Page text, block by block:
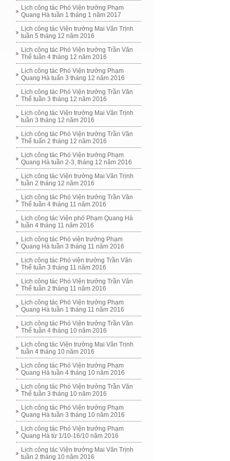
Lịch công tác Phó Viện trưởng Phạm
Quang Hà tuần 1 tháng 1 năm 2017
Lịch công tác Viện trưởng Mai Văn Trịnh
tuần 5 tháng 12 năm 2016
Lịch công tác Phó Viện trưởng Trần Văn
Thể tuần 4 tháng 12 năm 2016
Lịch công tác Phó Viện trưởng Phạm
Quang Hà tuấn 3 tháng 12 năm 2016
Lịch công tác Phó Viện trưởng Trần Văn
Thể tuần 3 tháng 12 năm 2016
Lịch công tác Viện trưởng Mai Văn Trịnh
tuần 3 tháng 12 năm 2016
Lịch công tác Phó Viện trưởng Trần Văn
Thể tuấn 2 tháng 12 năm 2016
Lịch công tác Phó Viện trưởng Phạm
Quang Hà tuần 2-3, tháng 12 năm 2016
Lịch công tác Viện trưởng Mai Văn Trịnh
tuần 2 tháng 12 năm 2016
Lịch công tác Phó Viện trưởng Trần Văn
Thể tuần 4 tháng 11 năm 2016
Lịch công tác Viện phó Phạm Quang Hà
tuần 4 tháng 11 năm 2016
Lịch công tác Phó viện trưởng Phạm
Quang Hà tuần 3 tháng 11 năm 2016
Lịch công tác Phó viện trưởng Trần Văn
Thể tuần 3 tháng 11 năm 2016
Lịch công tác Phó Viện trưởng Trần Văn
Thể tuần 2 tháng 11 năm 2016
Lịch công tác Phó Viện trưởng Phạm
Quang Hà tuần 1 tháng 11 năm 2016
Lịch công tác Phó Viện trưởng Trần Văn
Thể tuần 4 tháng 10 năm 2016
Lịch công tác Viện trưởng Mai Văn Trịnh
tuần 4 tháng 10 năm 2016
Lịch công tác Phó Viện trưởng Phạm
Quang Hà tuần 4 tháng 10 năm 2016
Lịch công tác Phó Viện trưởng Trần Văn
Thể tuần 3 tháng 10 năm 2016
Lịch công tác Phó Viện trưởng Phạm
Quang Hà tuần 3 tháng 10 năm 2016
Lịch công tác Phó Viện trưởng Phạm
Quang Hà từ 1/10-16/10 năm 2016
Lịch công tác Viện trưởng Mai Văn Trịnh
tuần 2 tháng 10 năm 2016